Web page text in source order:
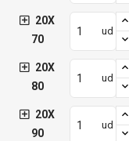
20X
70
ud
20X
80
ud
20X
90
ud